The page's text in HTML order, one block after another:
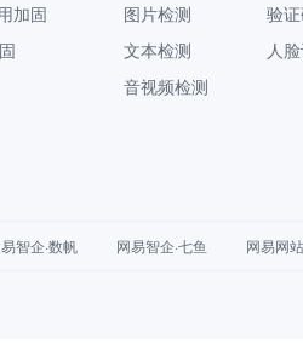
加固
图片检测
文本检测
音视频检测
验
人
智企·数帆 网易智企·七鱼 网易网